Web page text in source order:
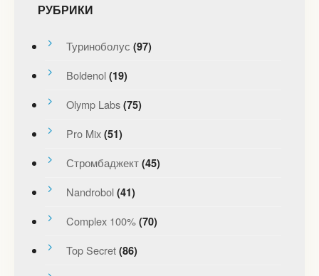
РУБРИКИ
Туриноболус (97)
Boldenol (19)
Olymp Labs (75)
Pro Mix (51)
Стромбаджект (45)
Nandrobol (41)
Complex 100% (70)
Top Secret (86)